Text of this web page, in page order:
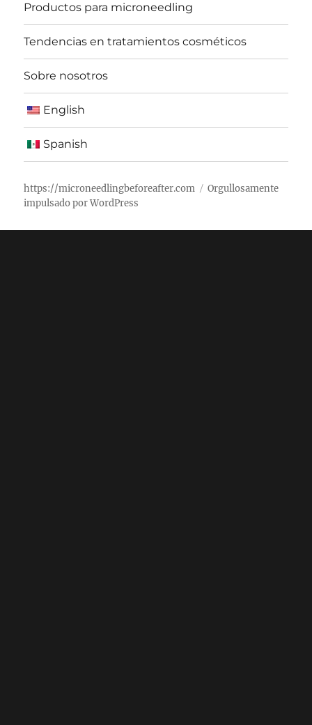
Productos para microneedling
Tendencias en tratamientos cosméticos
Sobre nosotros
English
Spanish
https://microneedlingbeforeafter.com
Orgullosamente
impulsado por WordPress